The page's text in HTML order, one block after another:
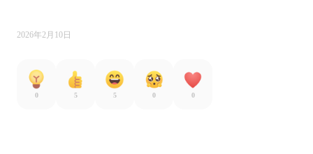
加入我们
2026年2月10日
0 5 5 0 0